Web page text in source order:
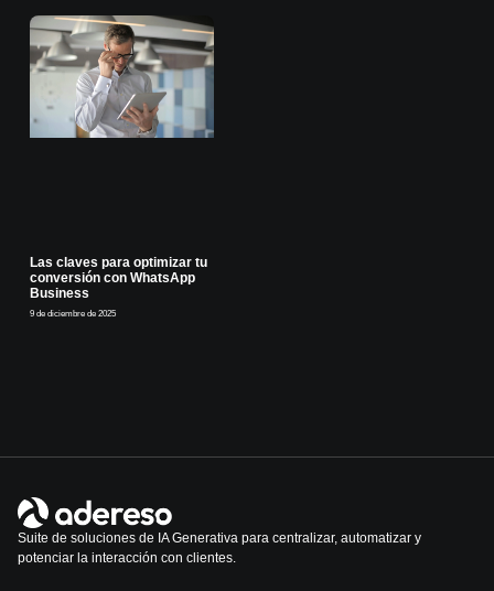
Las claves para optimizar tu
conversión con WhatsApp
Business
9 de diciembre de 2025
Suite de soluciones de IA Generativa para centralizar, automatizar y
potenciar la interacción con clientes.